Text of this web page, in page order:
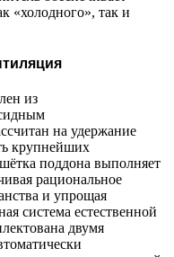
«холодного», так и
из
на удержание
крупнейших
поддона выполняет
рациональное
и упрощая
система естественной
двумя